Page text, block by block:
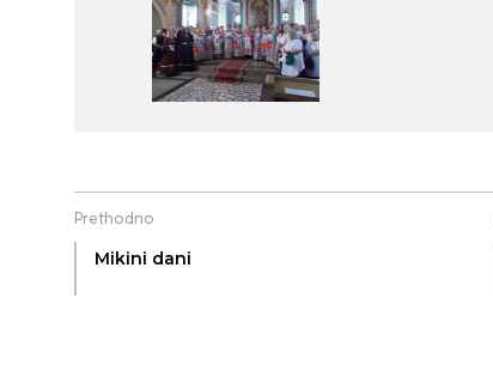
Prethodno
Mikini dani